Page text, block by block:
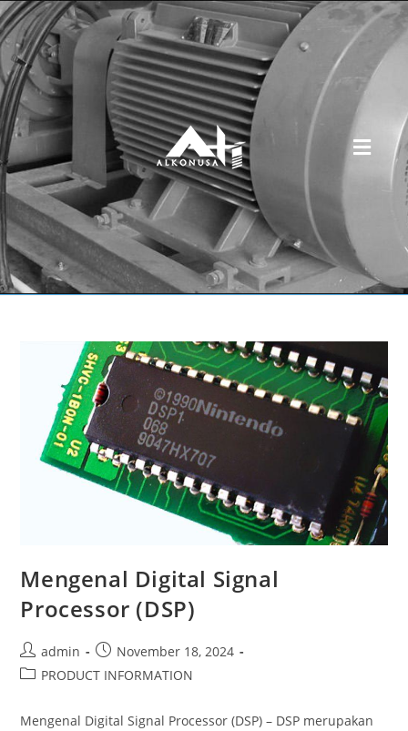
Mengenal Digital Signal
Processor (DSP)
admin
November 18, 2024
PRODUCT INFORMATION
Mengenal Digital Signal Processor (DSP) – DSP merupakan